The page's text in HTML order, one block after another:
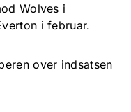
Wolves i
i februar.
over indsatsen